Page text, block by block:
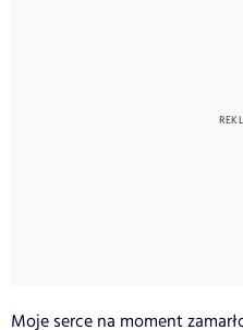
Moje serce na moment